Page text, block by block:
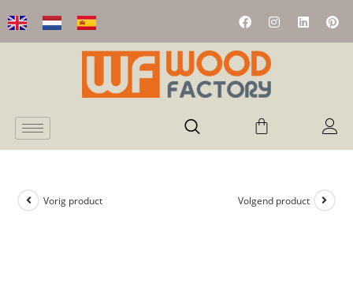
Vorig product Volgend product